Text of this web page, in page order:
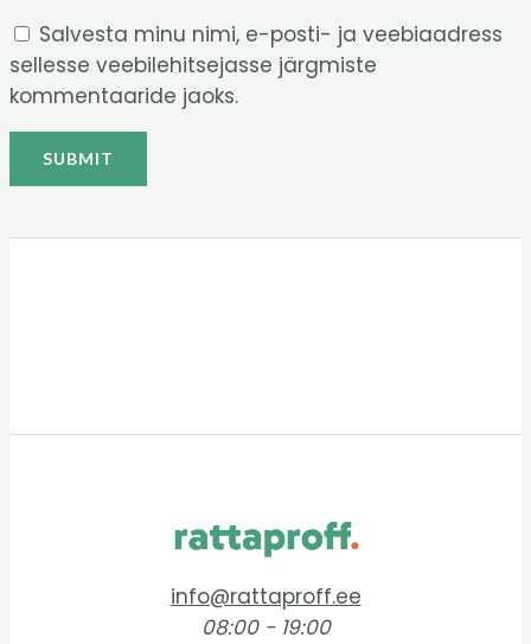
Salvesta minu nimi, e-posti- ja veebiaadress
sellesse veebilehitsejasse järgmiste
kommentaaride jaoks.
info@rattaproff.ee
08:00 - 19:00